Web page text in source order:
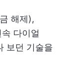
해제),
다이얼
보던 기술을